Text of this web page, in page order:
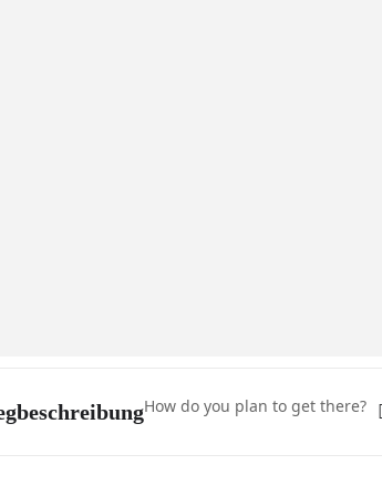
How do you plan to get there?